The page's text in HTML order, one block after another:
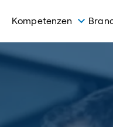
Kompetenzen